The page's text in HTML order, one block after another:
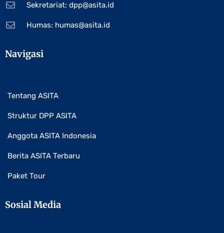
Sekretariat: dpp@asita.id
Humas: humas@asita.id
Navigasi
Tentang ASITA
Struktur DPP ASITA
Anggota ASITA Indonesia
Berita ASITA Terbaru
Paket Tour
Sosial Media